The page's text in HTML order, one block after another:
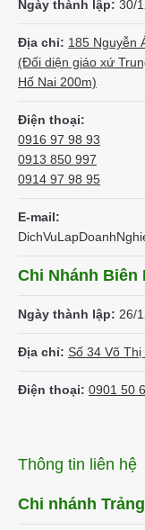
Ngày thành lập: 30/
Địa chỉ: 185 Nguyễn
(Đối diện giáo xứ
Hố Nai 200m)
Điện thoại:
0916 97 98 93
0913 850 997
0914 97 98 95
E-mail:
Chi Nhánh Biên
Ngày thành lập: 26/
Địa chỉ: Số 34 Võ Thị
Điện thoại: 0901 50
Thông tin liên hệ
Chi nhánh